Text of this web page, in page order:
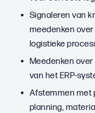
Signaleren van
meedenken
logistieke
Meedenken
van het ERP-
Afstemmen met
planning,